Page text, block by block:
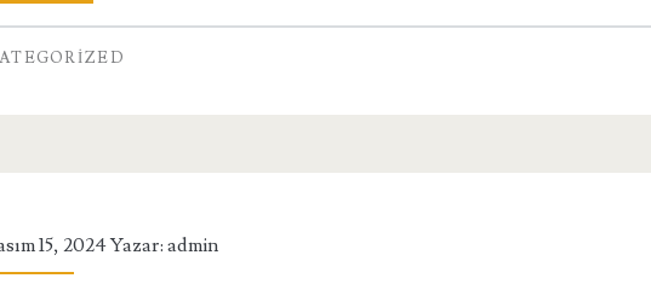
Clipso
Düdüklü
15, 2024 Yazar:admin